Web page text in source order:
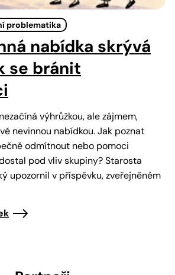
problematika
nabídka skrývá
se bránit
výhrůžkou, ale zájmem,
nevinnou nabídkou. Jak poznat
odmítnout nebo pomoci
pod vliv skupiny? Starosta
upozornil v příspěvku, zveřejněném